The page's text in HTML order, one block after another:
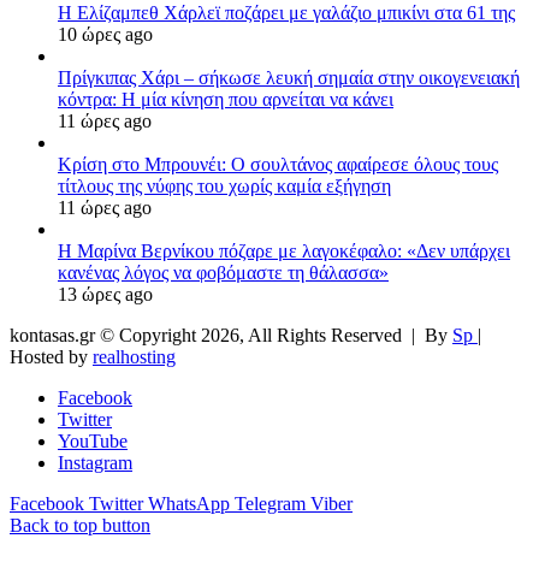
Η Ελίζαμπεθ Χάρλεϊ ποζάρει με γαλάζιο μπικίνι στα 61 της
10 ώρες ago
Πρίγκιπας Χάρι – σήκωσε λευκή σημαία στην οικογενειακή
κόντρα: Η μία κίνηση που αρνείται να κάνει
11 ώρες ago
Κρίση στο Μπρουνέι: Ο σουλτάνος αφαίρεσε όλους τους
τίτλους της νύφης του χωρίς καμία εξήγηση
11 ώρες ago
Η Μαρίνα Βερνίκου πόζαρε με λαγοκέφαλο: «Δεν υπάρχει
κανένας λόγος να φοβόμαστε τη θάλασσα»
13 ώρες ago
kontasas.gr © Copyright 2026, All Rights Reserved | By Sp |
Hosted by realhosting
Facebook
Twitter
YouTube
Instagram
Facebook Twitter WhatsApp Telegram Viber
Back to top button